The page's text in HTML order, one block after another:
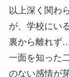
以上深く関わ
が、学校にい
裏から離れず
一面を知った
のない感情が